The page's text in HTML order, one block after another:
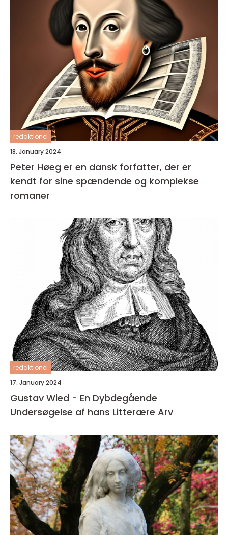
redaktionel
18. January 2024
Peter Høeg er en dansk forfatter, der er
kendt for sine spændende og komplekse
romaner
redaktionel
17. January 2024
Gustav Wied - En Dybdegående
Undersøgelse af hans Litterære Arv